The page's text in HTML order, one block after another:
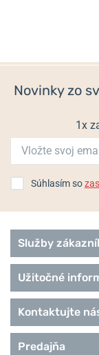
Novinky zo
1x
Súhlasím so
Služby
Užitočné
Kontaktujte
Predajňa